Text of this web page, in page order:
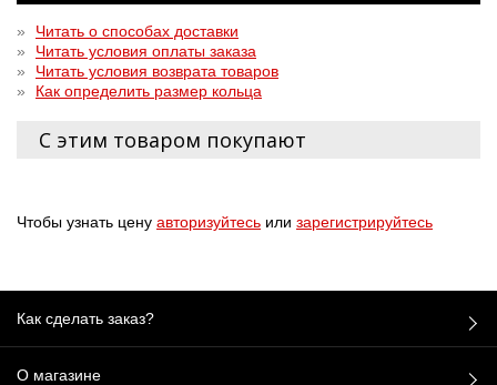
»
Читать о способах доставки
»
Читать условия оплаты заказа
»
Читать условия возврата товаров
»
Как определить размер кольца
С этим товаром покупают
Чтобы узнать цену авторизуйтесь или зарегистрируйтесь
Как сделать заказ?
О магазине